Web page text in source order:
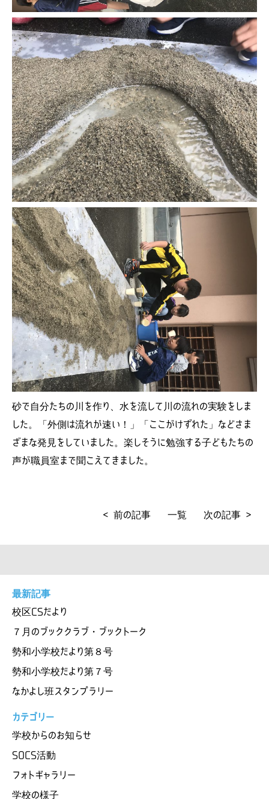
砂で自分たちの川を作り、水を流して川の流れの実験をしま
した。「外側は流れが速い！」「ここがけずれた」などさま
ざまな発見をしていました。楽しそうに勉強する子どもたちの
声が職員室まで聞こえてきました。
< 前の記事 一覧 次の記事 >
最新記事
校区CSだより
７月のブッククラブ・ブックトーク
勢和小学校だより第８号
勢和小学校だより第７号
なかよし班スタンプラリー
カテゴリー
学校からのお知らせ
SOCS活動
フォトギャラリー
学校の様子